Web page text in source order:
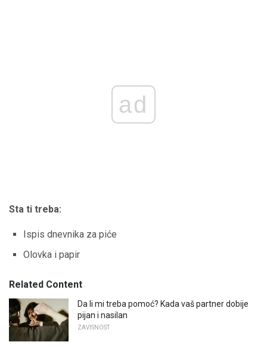
ad
Sta ti treba:
Ispis dnevnika za piće
Olovka i papir
Related Content
Da li mi treba pomoć? Kada vaš partner dobije
pijan i nasilan
ZAVISNOST